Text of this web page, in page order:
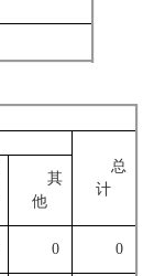
总
计
其
他
0 0